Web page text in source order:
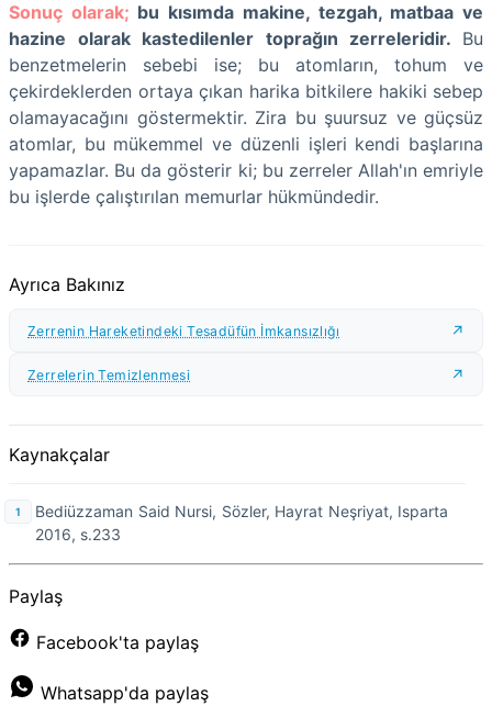
Sonuç olarak; bu kısımda makine, tezgah, matbaa ve
hazine olarak kastedilenler toprağın zerreleridir. Bu
benzetmelerin sebebi ise; bu atomların, tohum ve
çekirdeklerden ortaya çıkan harika bitkilere hakiki sebep
olamayacağını göstermektir. Zira bu şuursuz ve güçsüz
atomlar, bu mükemmel ve düzenli işleri kendi başlarına
yapamazlar. Bu da gösterir ki; bu zerreler Allah'ın emriyle
bu işlerde çalıştırılan memurlar hükmündedir.
Ayrıca Bakınız
Zerrenin Hareketindeki Tesadüfün İmkansızlığı
Zerrelerin Temizlenmesi
Kaynakçalar
Bediüzzaman Said Nursi, Sözler, Hayrat Neşriyat, Isparta
2016, s.233
Paylaş
Facebook'ta paylaş
Whatsapp'da paylaş